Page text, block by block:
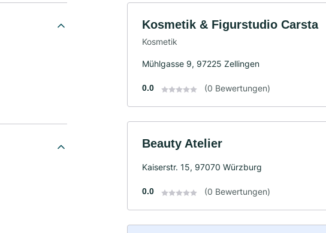
Kosmetik & Figurstudio Carsta
Kosmetik
Mühlgasse 9, 97225 Zellingen
0.0 (0 Bewertungen)
Beauty Atelier
Kaiserstr. 15, 97070 Würzburg
0.0 (0 Bewertungen)